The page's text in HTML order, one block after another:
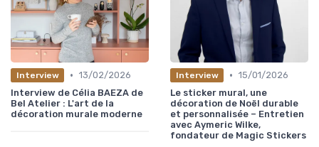
Interview • 13/02/2026
Interview de Célia BAEZA de
Bel Atelier : L'art de la
décoration murale moderne
Interview • 15/01/2026
Le sticker mural, une
décoration de Noël durable
et personnalisée – Entretien
avec Aymeric Wilke,
fondateur de Magic Stickers